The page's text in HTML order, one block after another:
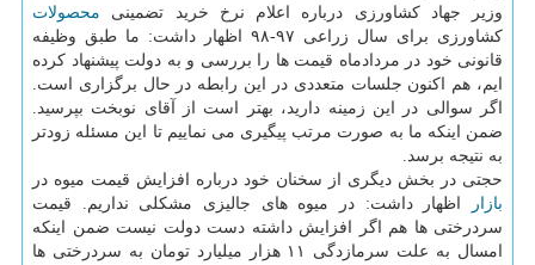
وزیر جهاد كشاورزی درباره اعلام نرخ خرید تضمینی محصولات
كشاورزی برای سال زراعی ۹۷-۹۸ اظهار داشت: ما طبق وظیفه
قانونی خود در مردادماه قیمت ها را بررسی و به دولت پیشنهاد كرده
ایم، هم اكنون جلسات متعددی در این رابطه در حال برگزاری است.
اگر سوالی در این زمینه دارید، بهتر است از آقای نوبخت بپرسید.
ضمن اینكه ما به صورت مرتب پیگیری می نماییم تا این مسئله زودتر
به نتیجه برسد.
حجتی در بخش دیگری از سخنان خود درباره افزایش قیمت میوه در
بازار
اظهار داشت: در میوه های جالیزی مشكلی نداریم. قیمت
سردرختی ها هم اگر افزایش داشته دست دولت نیست ضمن اینكه
امسال به علت سرمازدگی ۱۱ هزار میلیارد تومان به سردرختی ها